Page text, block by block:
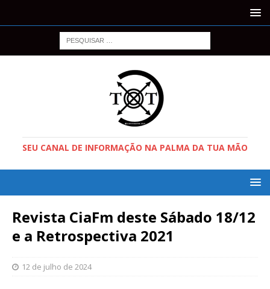
SEU CANAL DE INFORMAÇÃO NA PALMA DA TUA MÃO
Revista CiaFm deste Sábado 18/12
e a Retrospectiva 2021
12 de julho de 2024